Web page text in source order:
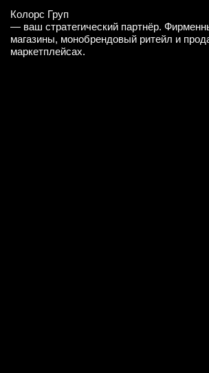
Колорс Груп
— ваш стратегический партнёр.
магазины, монобрендовый ритейл и
маркетплейсах.